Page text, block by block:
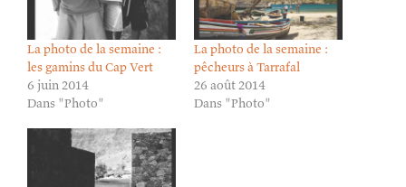
La photo de la semaine :
les gamins du Cap Vert
6 juin 2014
Dans "Photo"
La photo de la semaine :
pêcheurs à Tarrafal
26 août 2014
Dans "Photo"